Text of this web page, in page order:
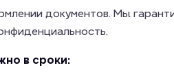
документов. Мы
в сроки: